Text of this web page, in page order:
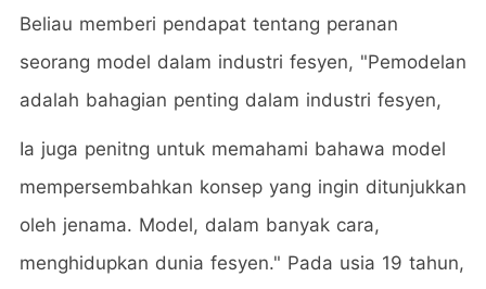
Beliau memberi pendapat tentang peranan
seorang model dalam industri fesyen, "Pemodelan
adalah bahagian penting dalam industri fesyen,
Ia juga penitng untuk memahami bahawa model
mempersembahkan konsep yang ingin ditunjukkan
oleh jenama. Model, dalam banyak cara,
menghidupkan dunia fesyen." Pada usia 19 tahun,